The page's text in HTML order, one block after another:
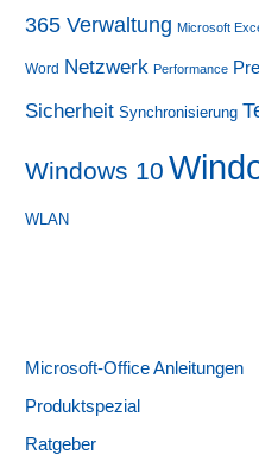
365 Verwaltung Microsoft
Word Netzwerk Performance
Sicherheit Synchronisierung
Windows 10
WLAN
Microsoft-Office Anleitungen
Produktspezial
Ratgeber